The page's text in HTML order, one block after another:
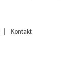
Kontakt